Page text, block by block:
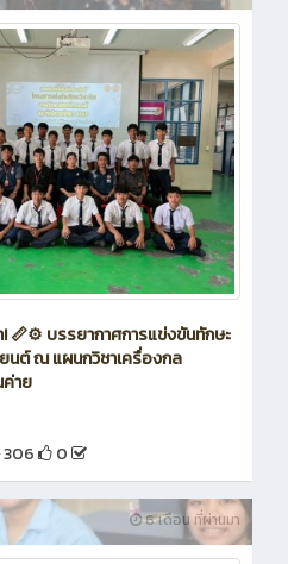
📏⚙️ บรรยากาศการแข่งขันทักษะ
นต์ ณ แผนกวิชาเครื่องกล
าย
306 0
6 เดือน ที่ผ่านมา